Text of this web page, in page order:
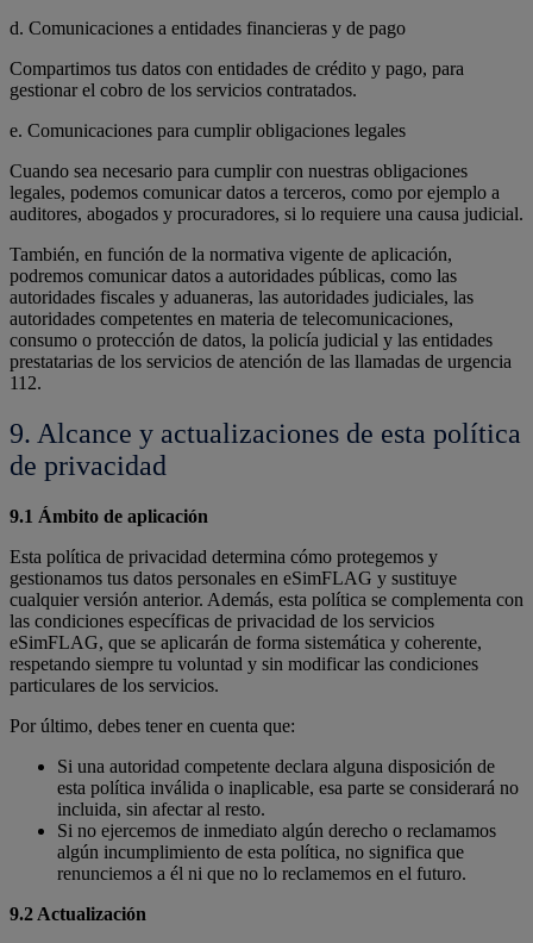
d. Comunicaciones a entidades financieras y de pago
Compartimos tus datos con entidades de crédito y pago, para
gestionar el cobro de los servicios contratados.
e. Comunicaciones para cumplir obligaciones legales
Cuando sea necesario para cumplir con nuestras obligaciones
legales, podemos comunicar datos a terceros, como por ejemplo a
auditores, abogados y procuradores, si lo requiere una causa judicial.
También, en función de la normativa vigente de aplicación,
podremos comunicar datos a autoridades públicas, como las
autoridades fiscales y aduaneras, las autoridades judiciales, las
autoridades competentes en materia de telecomunicaciones,
consumo o protección de datos, la policía judicial y las entidades
prestatarias de los servicios de atención de las llamadas de urgencia
112.
9. Alcance y actualizaciones de esta política
de privacidad
9.1 Ámbito de aplicación
Esta política de privacidad determina cómo protegemos y
gestionamos tus datos personales en eSimFLAG y sustituye
cualquier versión anterior. Además, esta política se complementa con
las condiciones específicas de privacidad de los servicios
eSimFLAG, que se aplicarán de forma sistemática y coherente,
respetando siempre tu voluntad y sin modificar las condiciones
particulares de los servicios.
Por último, debes tener en cuenta que:
Si una autoridad competente declara alguna disposición de
esta política inválida o inaplicable, esa parte se considerará no
incluida, sin afectar al resto.
Si no ejercemos de inmediato algún derecho o reclamamos
algún incumplimiento de esta política, no significa que
renunciemos a él ni que no lo reclamemos en el futuro.
9.2 Actualización